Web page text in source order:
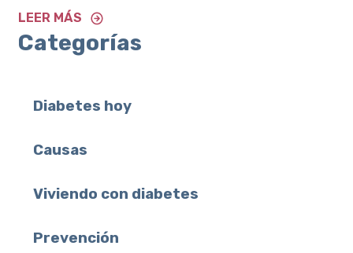
productos pueden tener en tu salud.
Keywords: cirugia para curar la diabetes tipo
2, remedios para curar la diabetes tipo 2,
tipo 2, productos naturales que curan la
LEER MÁS
Categorías
Diabetes hoy
Causas
Viviendo con diabetes
Prevención